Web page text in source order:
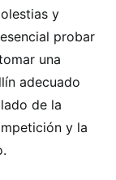
y
probar
una
adecuado
de la
y la